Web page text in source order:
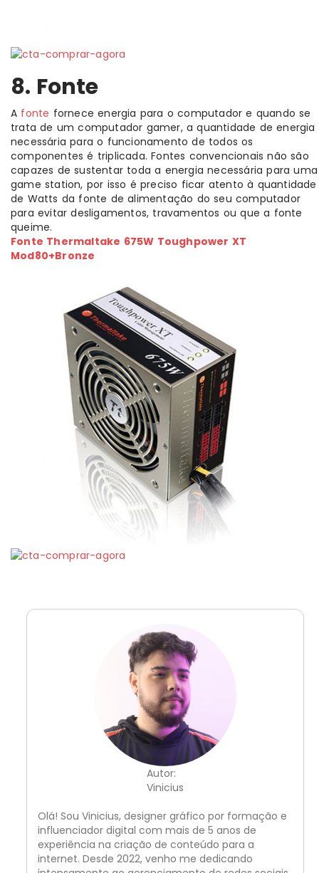
8. Fonte
A fonte fornece energia para o computador e quando se
trata de um computador gamer, a quantidade de energia
necessária para o funcionamento de todos os
componentes é triplicada. Fontes convencionais não são
capazes de sustentar toda a energia necessária para uma
game station, por isso é preciso ficar atento à quantidade
de Watts da fonte de alimentação do seu computador
para evitar desligamentos, travamentos ou que a fonte
queime.
Fonte Thermaltake 675W Toughpower XT
Mod80+Bronze
Autor:
Vinicius
Olá! Sou Vinicius, designer gráfico por formação e
influenciador digital com mais de 5 anos de
experiência na criação de conteúdo para a
internet. Desde 2022, venho me dedicando